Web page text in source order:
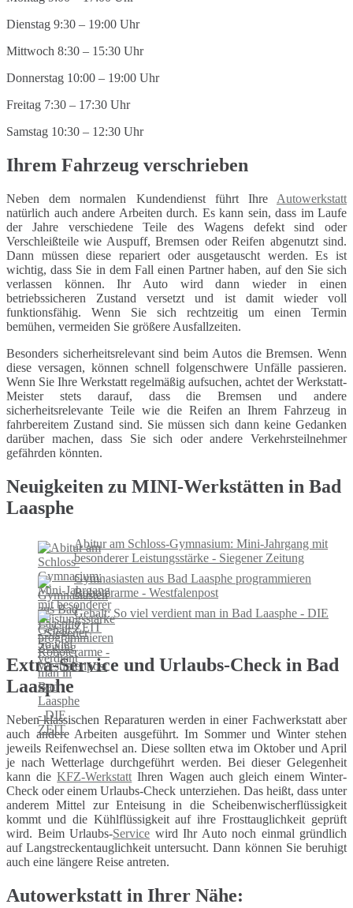
Dienstag 9:30 – 19:00 Uhr
Mittwoch 8:30 – 15:30 Uhr
Donnerstag 10:00 – 19:00 Uhr
Freitag 7:30 – 17:30 Uhr
Samstag 10:30 – 12:30 Uhr
Ihrem Fahrzeug verschrieben
Neben dem normalen Kundendienst führt Ihre Autowerkstatt
natürlich auch andere Arbeiten durch. Es kann sein, dass im Laufe
der Jahre verschiedene Teile des Wagens defekt sind oder
Verschleißteile wie Auspuff, Bremsen oder Reifen abgenutzt sind.
Dann müssen diese repariert oder ausgetauscht werden. Es ist
wichtig, dass Sie in dem Fall einen Partner haben, auf den Sie sich
verlassen können. Ihr Auto wird dann wieder in einen
betriebssicheren Zustand versetzt und ist damit wieder voll
funktionsfähig. Wenn Sie sich rechtzeitig um einen Termin
bemühen, vermeiden Sie größere Ausfallzeiten.
Besonders sicherheitsrelevant sind beim Autos die Bremsen. Wenn
diese versagen, können schnell folgenschwere Unfälle passieren.
Wenn Sie Ihre Werkstatt regelmäßig aufsuchen, achtet der Werkstatt-
Meister stets darauf, dass die Bremsen und andere
sicherheitsrelevante Teile wie die Reifen an Ihrem Fahrzeug in
fahrbereitem Zustand sind. Sie müssen sich dann keine Gedanken
darüber machen, dass Sie sich oder andere Verkehrsteilnehmer
gefährden könnten.
Neuigkeiten zu MINI-Werkstätten in Bad
Laasphe
Abitur am Schloss-Gymnasium: Mini-Jahrgang mit
besonderer Leistungsstärke - Siegener Zeitung
Gymnasiasten aus Bad Laasphe programmieren
Roboterarme - Westfalenpost
Gehalt: So viel verdient man in Bad Laasphe - DIE
ZEIT
Extra-Service und Urlaubs-Check in Bad
Laasphe
Neben klassischen Reparaturen werden in einer Fachwerkstatt aber
auch andere Arbeiten ausgeführt. Im Sommer und Winter stehen
jeweils Reifenwechsel an. Diese sollten etwa im Oktober und April
je nach Wetterlage durchgeführt werden. Bei dieser Gelegenheit
kann dieKFZ-Werkstatt Ihren Wagen auch gleich einem Winter-
Check oder einem Urlaubs-Check unterziehen. Das heißt, dass unter
anderem Mittel zur Enteisung in die Scheibenwischerflüssigkeit
kommt und die Kühlflüssigkeit auf ihre Frosttauglichkeit geprüft
wird. Beim Urlaubs-Service wird Ihr Auto noch einmal gründlich
auf Langstreckentauglichkeit untersucht. Dann können Sie beruhigt
auch eine längere Reise antreten.
Autowerkstatt in Ihrer Nähe: